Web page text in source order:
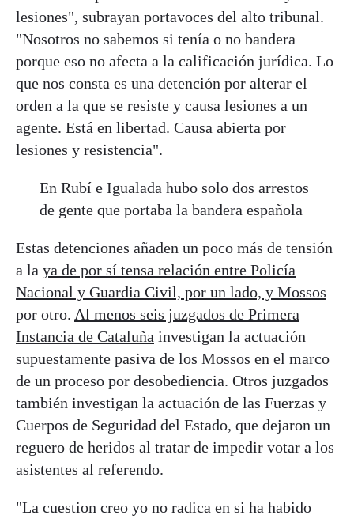
lesiones", subrayan portavoces del alto tribunal.
"Nosotros no sabemos si tenía o no bandera
porque eso no afecta a la calificación jurídica. Lo
que nos consta es una detención por alterar el
orden a la que se resiste y causa lesiones a un
agente. Está en libertad. Causa abierta por
lesiones y resistencia".
En Rubí e Igualada hubo solo dos arrestos
de gente que portaba la bandera española
Estas detenciones añaden un poco más de tensión
a la ya de por sí tensa relación entre Policía
Nacional y Guardia Civil, por un lado, y Mossos
por otro. Al menos seis juzgados de Primera
Instancia de Cataluña investigan la actuación
supuestamente pasiva de los Mossos en el marco
de un proceso por desobediencia. Otros juzgados
también investigan la actuación de las Fuerzas y
Cuerpos de Seguridad del Estado, que dejaron un
reguero de heridos al tratar de impedir votar a los
asistentes al referendo.
"La cuestion creo yo no radica en si ha habido